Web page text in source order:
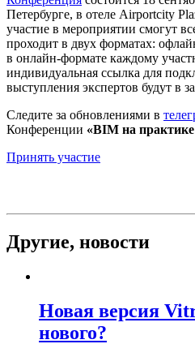
Петербурге, в отеле Airportcity
участие в мероприятии смогут
проходит в двух форматах:
в онлайн-формате каждому
индивидуальная ссылка для
выступления экспертов будут в
Следите за обновлениями в
Конференции «BIM на практике
Принять участие
Другие, новости
Новая версия
нового?